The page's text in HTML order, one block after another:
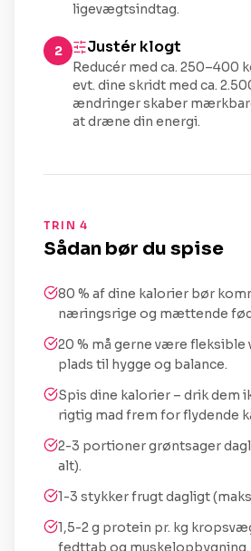
ligevægtsindtag.
2 Justér klogt
Reducér med ca. 250–400
evt. dine skridt med ca.
ændringer skaber
at dræne din energi.
TRIN 4
Sådan bør du spise
80 % af dine kalorier bør
næringsrige og mættende
20 % må gerne være fleksible
plads til hygge og balance.
Spis dine kalorier – drik dem
rigtig mad frem for flydende
2-3 portioner grøntsager
alt).
1-3 stykker frugt dagligt
1,5-2 g protein pr. kg
fedttab og muskelopbygning.